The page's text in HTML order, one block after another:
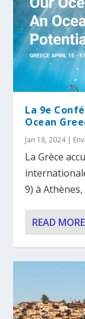
La 9e
Ocean
Jan 18, 2024|
La Grèce
9) à Athènes,
READ MORE